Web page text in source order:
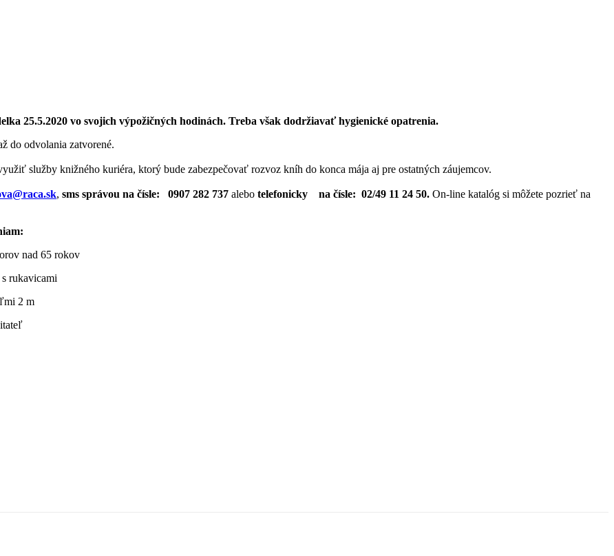
25.5.2020 vo svojich výpožičných hodinách. Treba však dodržiavať hygienické opatrenia.
do odvolania zatvorené.
služby knižného kuriéra, ktorý bude zabezpečovať rozvoz kníh do konca mája aj pre ostatných záujemcov.
, sms správou na čísle: 0907 282 737 alebo telefonicky na čísle: 02/49 11 24 50. On-line katalóg si môžete pozrieť na
nad 65 rokov
rukavicami
2 m